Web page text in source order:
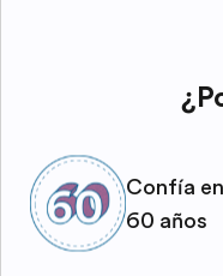
Confía
60 años